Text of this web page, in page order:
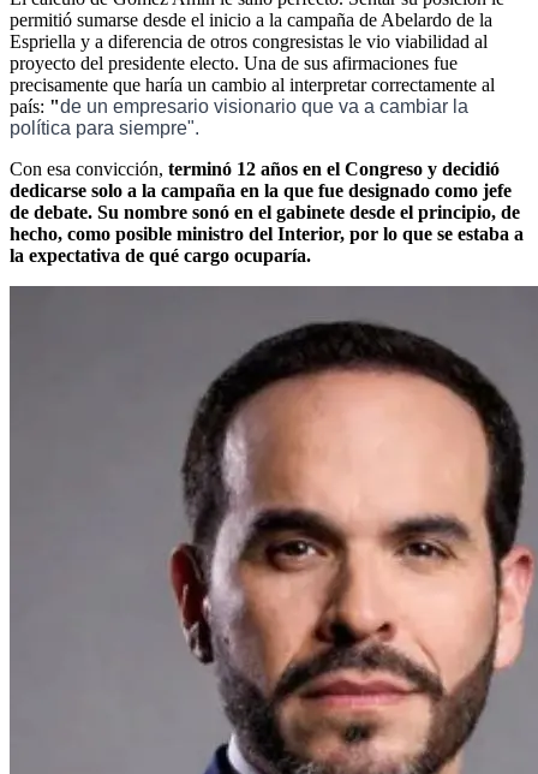
permitió sumarse desde el inicio a la campaña de Abelardo de la
Espriella y a diferencia de otros congresistas le vio viabilidad al
proyecto del presidente electo. Una de sus afirmaciones fue
precisamente que haría un cambio al interpretar correctamente al
país: "de un empresario visionario que va a cambiar la
política para siempre".
Con esa convicción, terminó 12 años en el Congreso y decidió
dedicarse solo a la campaña en la que fue designado como jefe
de debate. Su nombre sonó en el gabinete desde el principio, de
hecho, como posible ministro del Interior, por lo que se estaba a
la expectativa de qué cargo ocuparía.